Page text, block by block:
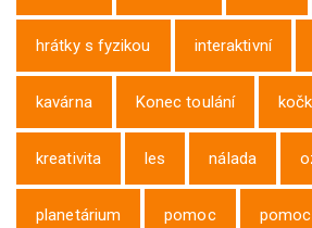
hrátky s fyzikou interaktivní
kavárna Konec toulání
kreativita les nálada
planetárium pomoc